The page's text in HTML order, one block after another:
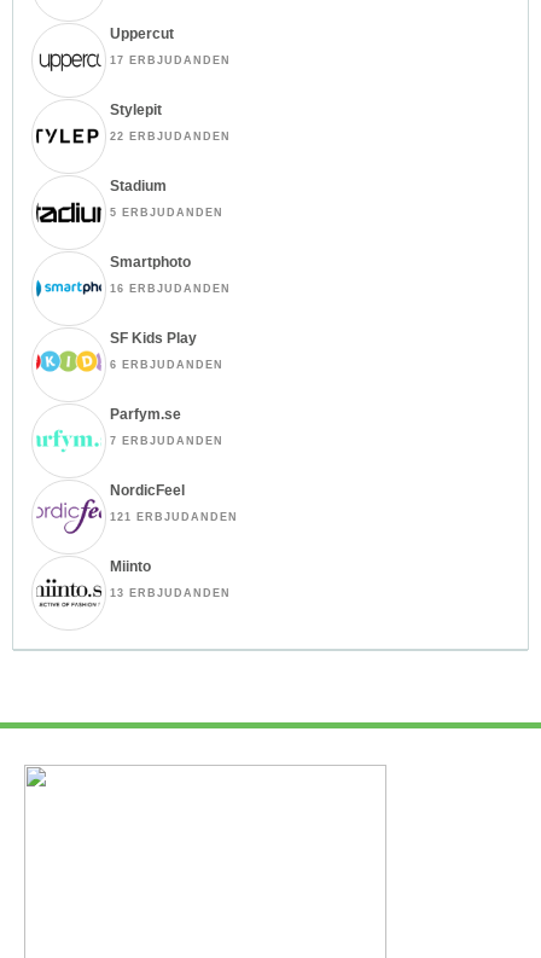
Uppercut
17 ERBJUDANDEN
Stylepit
22 ERBJUDANDEN
Stadium
5 ERBJUDANDEN
Smartphoto
16 ERBJUDANDEN
SF Kids Play
6 ERBJUDANDEN
Parfym.se
7 ERBJUDANDEN
NordicFeel
121 ERBJUDANDEN
Miinto
13 ERBJUDANDEN